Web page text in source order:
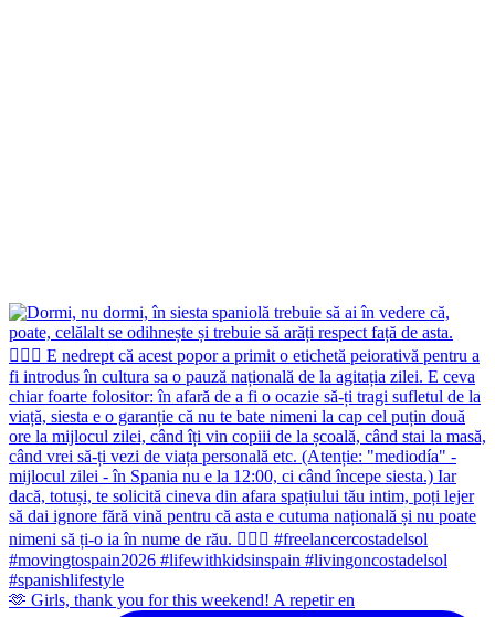
🫶 Girls, thank you for this weekend! A repetir en